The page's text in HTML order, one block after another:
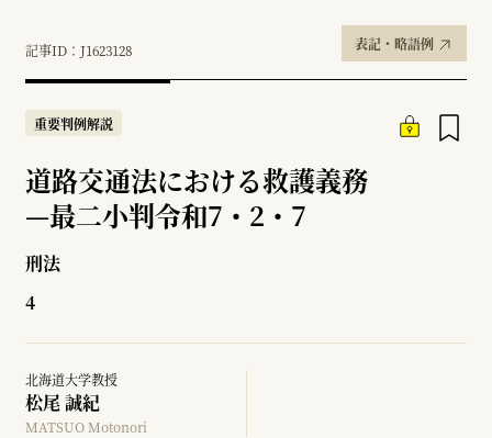
記事ID：J1623128 表記・略語例
重要判例解説
道路交通法における救護義務
—最二小判令和7・2・7
刑法
4
北海道大学教授
松尾 誠紀
MATSUO Motonori